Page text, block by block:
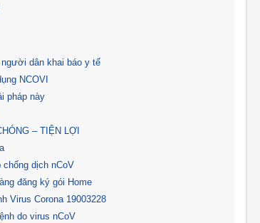
dân khai báo y tế
NCOVI
pháp này
– TIỆN LỢI
dịch nCoV
đăng ký gói Home
Virus Corona 19003228
do virus nCoV